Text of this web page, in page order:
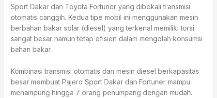
Sport Dakar dan Toyota Fortuner yang dibekali transmisi
otomatis canggih. Kedua tipe mobil ini menggunakan mesin
berbahan bakar solar (diesel) yang terkenal memiliki torsi
sangat besar namun tetap efisien dalam mengolah konsumsi
bahan bakar.
Kombinasi transmisi otomatis dan mesin diesel berkapasitas
besar membuat Pajero Sport Dakar dan Fortuner mampu
menampung hingga 7 orang penumpang dengan mudah.